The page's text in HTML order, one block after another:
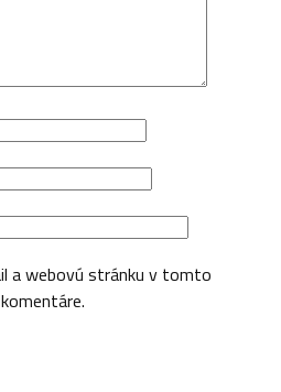
a webovú stránku v tomto